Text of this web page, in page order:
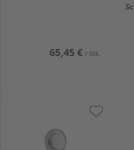
65,45 € / Stk.